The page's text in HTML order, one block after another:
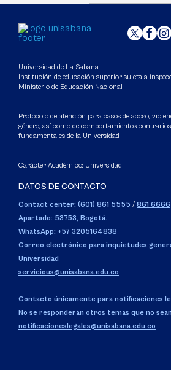
Universidad de La Sabana
Institución de educación superior sujeta a
Ministerio de Educación Nacional
Protocolo de atención para casos de acoso,
género, así como de comportamientos
fundamentales de la Universidad
Carácter Académico: Universidad
DATOS DE CONTACTO
Contact center: (601) 861 5555 / 861 6666
Apartado: 53753, Bogotá.
WhatsApp: +57 3205164838
Correo electrónico para inquietudes
Universidad
servicious@unisabana.edu.co
Contacto únicamente para notificaciones
No se responderán otros temas que no
notificacioneslegales@unisabana.edu.co